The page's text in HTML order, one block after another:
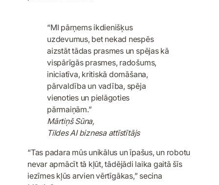
“MI pārņems ikdienišķus
uzdevumus, bet nekad nespēs
aizstāt tādas prasmes un spējas kā
vispārīgās prasmes, radošums,
iniciatīva, kritiskā domāšana,
pārvaldība un vadība, spēja
vienoties un pielāgoties
pārmaiņām.”
Mārtiņš Sūna,
Tildes AI biznesa attīstītājs
“Tas padara mūs unikālus un īpašus, un robotu
nevar apmācīt tā kļūt, tādējādi laika gaitā šīs
iezīmes kļūs arvien vērtīgākas,” secina